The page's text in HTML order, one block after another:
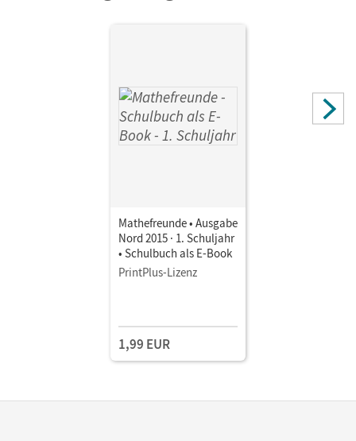
Mathefreunde • Ausgabe
Nord 2015 · 1. Schuljahr
• Schulbuch als E-Book
PrintPlus-Lizenz
1,99 EUR